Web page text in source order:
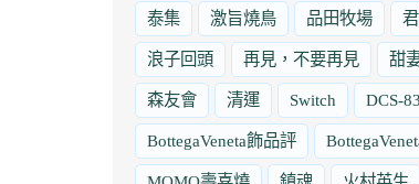
泰集 激旨燒鳥 品田牧場
浪子回頭 再見，不要再見 甜
森友會 清運 Switch DCS-
BottegaVeneta飾品評